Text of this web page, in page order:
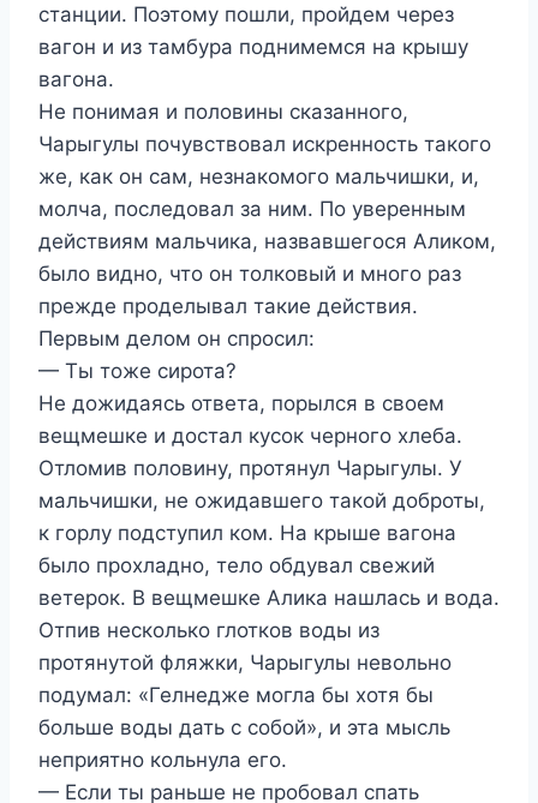
станции. Поэтому пошли, пройдем через
вагон и из тамбура поднимемся на крышу
вагона.
Не понимая и половины сказанного,
Чарыгулы почувствовал искренность такого
же, как он сам, незнакомого мальчишки, и,
молча, последовал за ним. По уверенным
действиям мальчика, назвавшегося Аликом,
было видно, что он толковый и много раз
прежде проделывал такие действия.
Первым делом он спросил:
— Ты тоже сирота?
Не дожидаясь ответа, порылся в своем
вещмешке и достал кусок черного хлеба.
Отломив половину, протянул Чарыгулы. У
мальчишки, не ожидавшего такой доброты,
к горлу подступил ком. На крыше вагона
было прохладно, тело обдувал свежий
ветерок. В вещмешке Алика нашлась и вода.
Отпив несколько глотков воды из
протянутой фляжки, Чарыгулы невольно
подумал: «Гелнедже могла бы хотя бы
больше воды дать с собой», и эта мысль
неприятно кольнула его.
— Если ты раньше не пробовал спать